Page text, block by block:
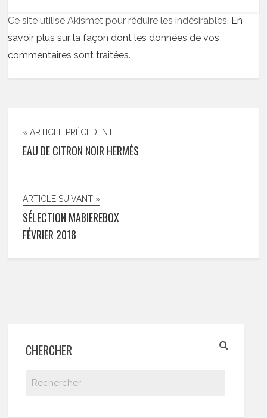
Ce site utilise Akismet pour réduire les indésirables. En
savoir plus sur la façon dont les données de vos
commentaires sont traitées.
« ARTICLE PRÉCÉDENT
EAU DE CITRON NOIR HERMÈS
ARTICLE SUIVANT »
SÉLECTION MABIEREBOX
FÉVRIER 2018
CHERCHER